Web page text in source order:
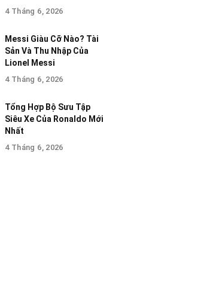
4 Tháng 6, 2026
Messi Giàu Cỡ Nào? Tài
Sản Và Thu Nhập Của
Lionel Messi
4 Tháng 6, 2026
Tổng Hợp Bộ Sưu Tập
Siêu Xe Của Ronaldo Mới
Nhất
4 Tháng 6, 2026